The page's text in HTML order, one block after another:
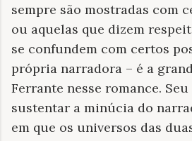
sempre são mostradas com
ou aquelas que dizem
se confundem com certos
própria narradora – é a
Ferrante nesse romance. Seu
sustentar a minúcia do
em que os universos das